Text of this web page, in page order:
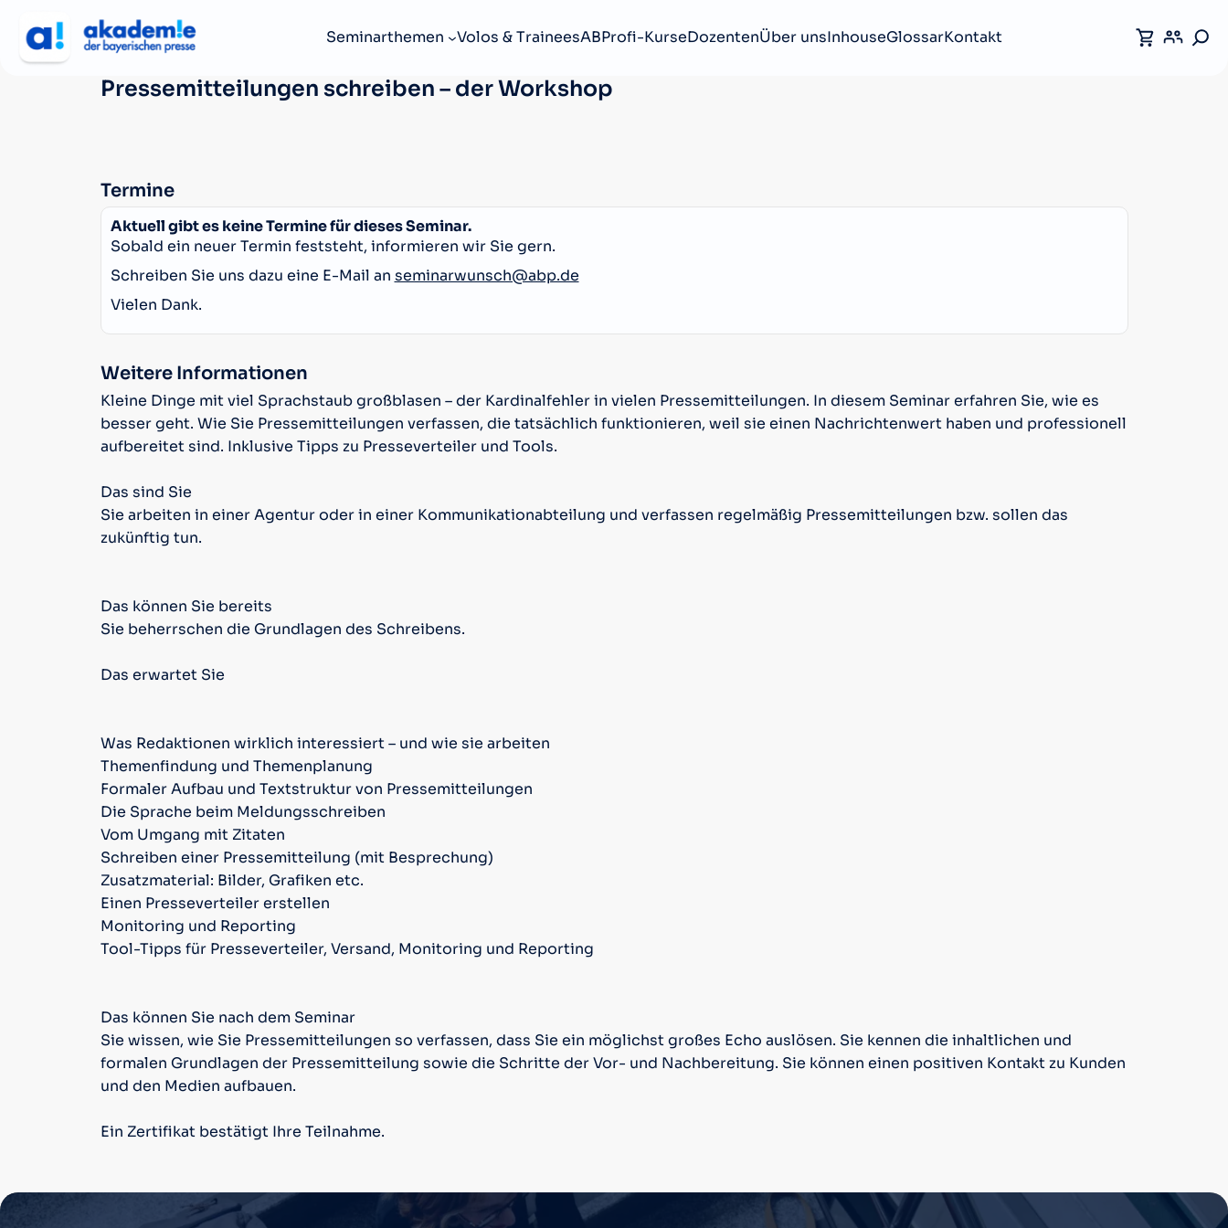
Seminarthemen Volos & TraineesABProfi-KurseDozentenÜber unsInhouseGlossarKontakt
Pressemitteilungen schreiben – der Workshop
Termine
Aktuell gibt es keine Termine für dieses Seminar.
Sobald ein neuer Termin feststeht, informieren wir Sie gern.
Schreiben Sie uns dazu eine E-Mail an seminarwunsch@abp.de
Vielen Dank.
Weitere Informationen
Kleine Dinge mit viel Sprachstaub großblasen – der Kardinalfehler in vielen Pressemitteilungen. In diesem Seminar erfahren Sie, wie es
besser geht. Wie Sie Pressemitteilungen verfassen, die tatsächlich funktionieren, weil sie einen Nachrichtenwert haben und professionell
aufbereitet sind. Inklusive Tipps zu Presseverteiler und Tools.
Das sind Sie
Sie arbeiten in einer Agentur oder in einer Kommunikationabteilung und verfassen regelmäßig Pressemitteilungen bzw. sollen das
zukünftig tun.
Das können Sie bereits
Sie beherrschen die Grundlagen des Schreibens.
Das erwartet Sie
Was Redaktionen wirklich interessiert – und wie sie arbeiten
Themenfindung und Themenplanung
Formaler Aufbau und Textstruktur von Pressemitteilungen
Die Sprache beim Meldungsschreiben
Vom Umgang mit Zitaten
Schreiben einer Pressemitteilung (mit Besprechung)
Zusatzmaterial: Bilder, Grafiken etc.
Einen Presseverteiler erstellen
Monitoring und Reporting
Tool-Tipps für Presseverteiler, Versand, Monitoring und Reporting
Das können Sie nach dem Seminar
Sie wissen, wie Sie Pressemitteilungen so verfassen, dass Sie ein möglichst großes Echo auslösen. Sie kennen die inhaltlichen und
formalen Grundlagen der Pressemitteilung sowie die Schritte der Vor- und Nachbereitung. Sie können einen positiven Kontakt zu Kunden
und den Medien aufbauen.
Ein Zertifikat bestätigt Ihre Teilnahme.